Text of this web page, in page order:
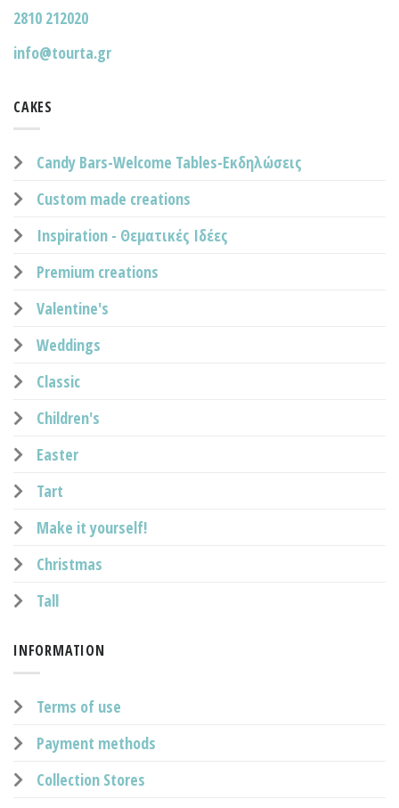
2810 212020
info@tourta.gr
CAKES
Candy Bars-Welcome Tables-Εκδηλώσεις
Custom made creations
Inspiration - Θεματικές Ιδέες
Premium creations
Valentine's
Weddings
Classic
Children's
Easter
Tart
Make it yourself!
Christmas
Tall
INFORMATION
Terms of use
Payment methods
Collection Stores